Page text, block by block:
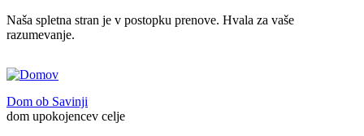
Naša spletna stran je v postopku prenove. Hvala za vaše
razumevanje.
Dom ob Savinji
dom upokojencev celje